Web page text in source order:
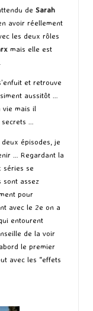
de Sarah
avoir réellement
les deux rôles
mais elle est
et retrouve
aussitôt …
vie mais il
…
épisodes, je
… Regardant la
se
sont assez
pour
avec le 2e on a
entourent
de la voir
le premier
avec les “effets